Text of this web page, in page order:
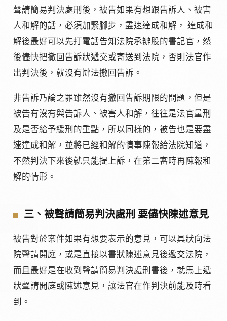
聲請簡易判決處刑後，被告如果有想跟告訴人、被害
人和解的話，必須加緊腳步，盡速達成和解， 達成和
解後最好可以先打電話告知法院承辦股的書記官，然
後儘快把撤回告訴狀遞交或寄送到法院，否則法官作
出判決後，就沒有辦法撤回告訴。
非告訴乃論之罪雖然沒有撤回告訴期限的問題，但是
被告有沒有與告訴人、被害人和解，往往是法官量刑
及是否給予緩刑的重點，所以同樣的，被告也是要盡
速達成和解，並將已經和解的情事陳報給法院知道，
不然判決下來後就只能提上訴，在第二審時再陳報和
解的情形。
三、被聲請簡易判決處刑 要儘快陳述意見
被告對於案件如果有想要表示的意見，可以具狀向法
院聲請開庭，或是直接以書狀陳述意見後遞交法院，
而且最好是在收到聲請簡易判決處刑書後，就馬上遞
狀聲請開庭或陳述意見，讓法官在作判決前能及時看
到。